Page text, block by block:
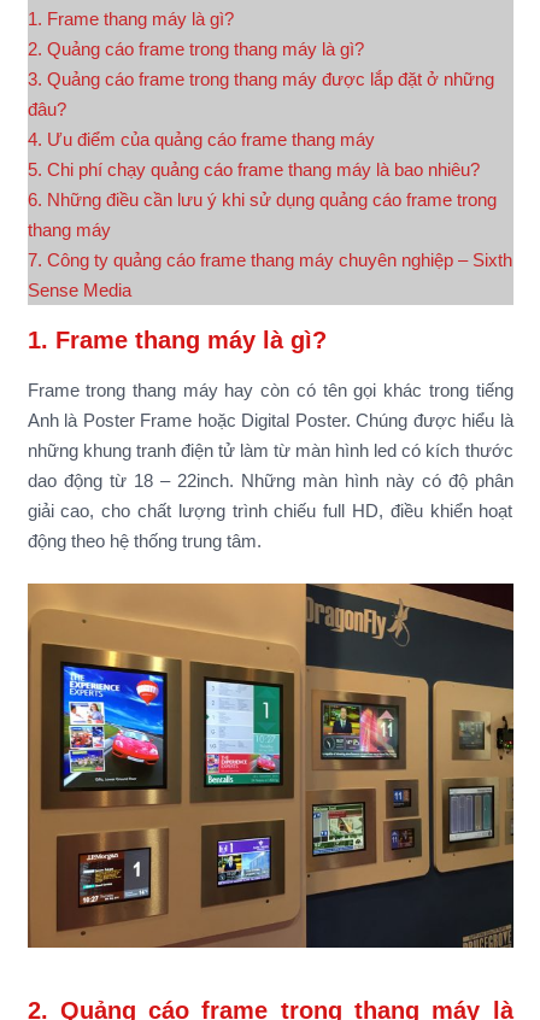
1. Frame thang máy là gì?
2. Quảng cáo frame trong thang máy là gì?
3. Quảng cáo frame trong thang máy được lắp đặt ở những
đâu?
4. Ưu điểm của quảng cáo frame thang máy
5. Chi phí chạy quảng cáo frame thang máy là bao nhiêu?
6. Những điều cần lưu ý khi sử dụng quảng cáo frame trong
thang máy
7. Công ty quảng cáo frame thang máy chuyên nghiệp – Sixth
Sense Media
1. Frame thang máy là gì?
Frame trong thang máy hay còn có tên gọi khác trong tiếng
Anh là Poster Frame hoặc Digital Poster. Chúng được hiểu là
những khung tranh điện tử làm từ màn hình led có kích thước
dao động từ 18 – 22inch. Những màn hình này có độ phân
giải cao, cho chất lượng trình chiếu full HD, điều khiển hoạt
động theo hệ thống trung tâm.
2. Quảng cáo frame trong thang máy là